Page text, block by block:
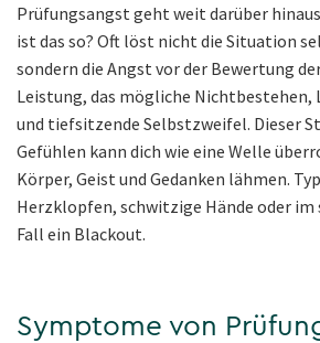
Prüfungsangst geht weit darüber
ist das so? Oft löst nicht die Situation
sondern die Angst vor der Bewertung
Leistung, das mögliche Nichtbestehen,
und tiefsitzende Selbstzweifel. Dieser
Gefühlen kann dich wie eine Welle
Körper, Geist und Gedanken lähmen.
Herzklopfen, schwitzige Hände oder
Fall ein Blackout.
Symptome von